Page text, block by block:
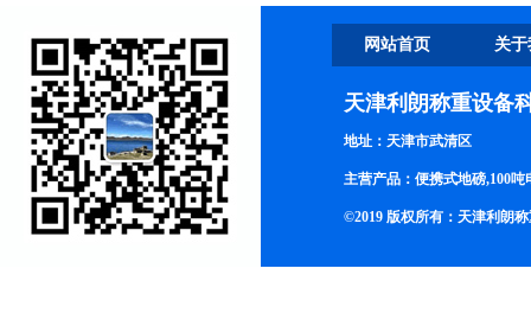
网站首页 关
天津利朗称重设备
地址：天津市武清区
主营产品：便携式地磅,100
©2019 版权所有：天津利朗